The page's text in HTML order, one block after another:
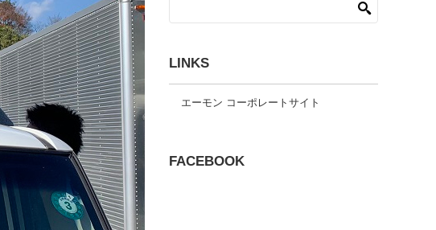
LINKS
エーモン コーポレートサイト
FACEBOOK